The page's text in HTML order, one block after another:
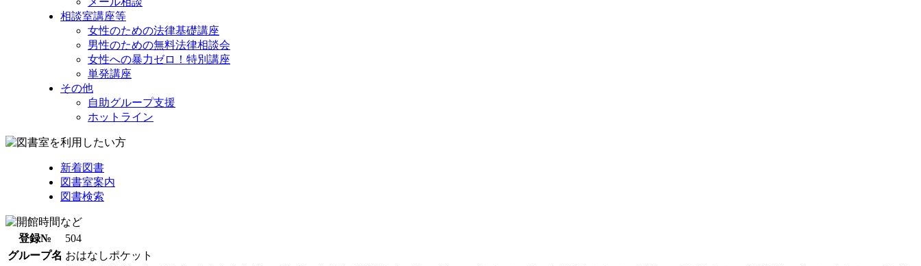
相談室講座等
女性のための法律基礎講座
男性のための無料法律相談会
女性への暴力ゼロ！特別講座
単発講座
その他
自助グループ支援
ホットライン
新着図書
図書室案内
図書検索
登録№
504
グループ名 おはなしポケット